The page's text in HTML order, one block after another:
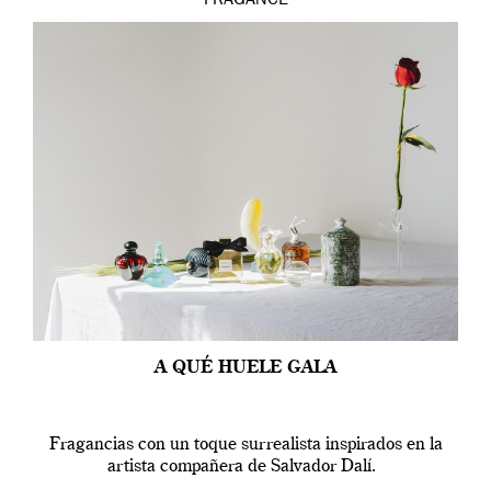
A QUÉ HUELE GALA
Fragancias con un toque surrealista inspirados en la
artista compañera de Salvador Dalí.